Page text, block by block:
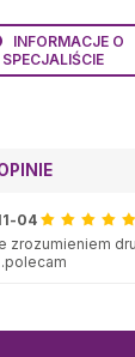
INFORMACJE O
SPECJALIŚCIE
04
zrozumieniem